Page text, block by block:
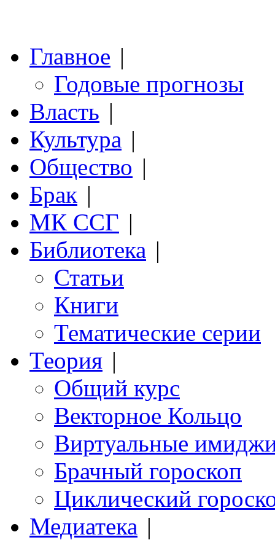
Главное |
Годовые прогнозы
Власть |
Культура |
Общество |
Брак |
МК ССГ |
Библиотека |
Статьи
Книги
Тематические серии
Теория |
Общий курс
Векторное Кольцо
Виртуальные
Брачный гороскоп
Циклический
Медиатека |